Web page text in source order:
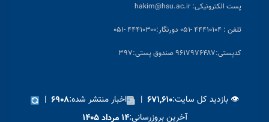
پست الکترونیکی: hakim@hsu.ac.ir
تلفن : ۴۴۴۱۰۱۰۴ -۰۵۱ دورنگار:۴۴۴۱۰۳۰۰ -۰۵۱
کدپستی:۹۶۱۷۹۷۶۴۸۷ صندوق پستی:۳۹۷
👁 بازدید کل سایت:۶۷۱,۶۱۰ | اخبار منتشر شده:۶۹۰۸ |
آخرین بروزرسانی:۱۴ مرداد ۱۴۰۵